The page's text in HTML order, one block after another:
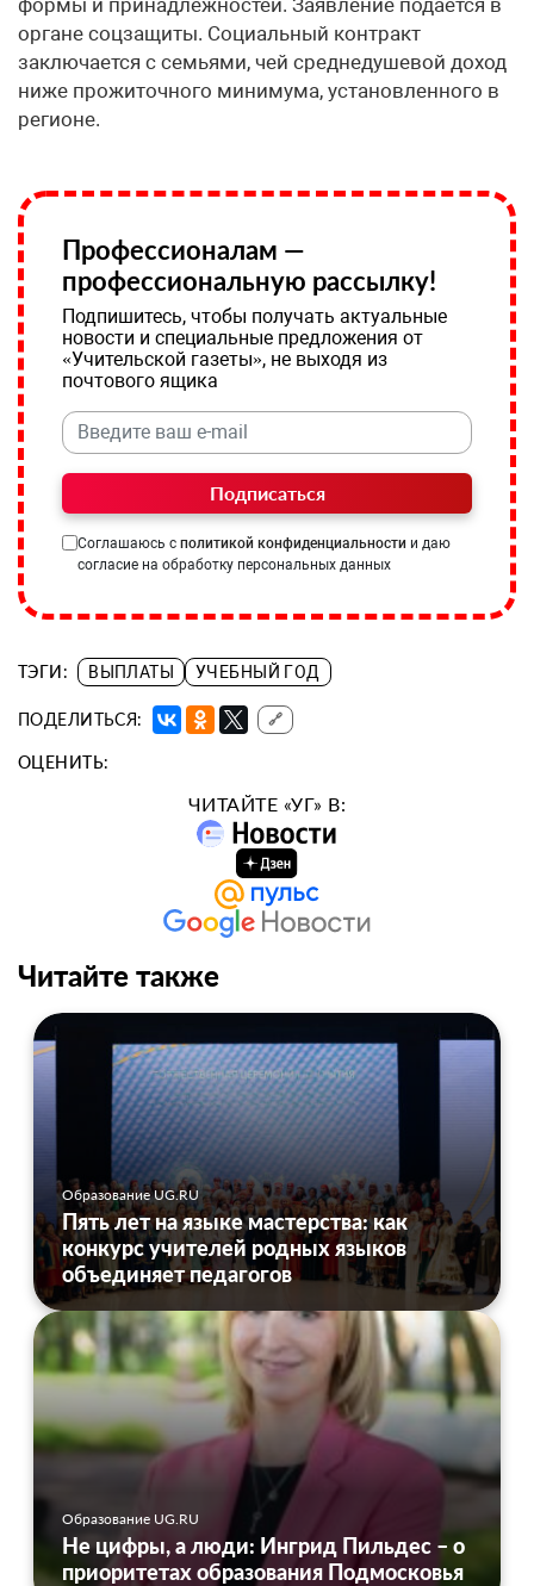
органе соцзащиты. Социальный контракт
заключается с семьями, чей среднедушевой доход
ниже прожиточного минимума, установленного в
регионе.
Профессионалам —
профессиональную рассылку!
Подпишитесь, чтобы получать актуальные
новости и специальные предложения от
«Учительской газеты», не выходя из
почтового ящика
Подписаться
Соглашаюсь с политикой конфиденциальности и даю
согласие на обработку персональных данных
ТЭГИ: ВЫПЛАТЫ УЧЕБНЫЙ ГОД
ПОДЕЛИТЬСЯ: 🔗
ОЦЕНИТЬ:
ЧИТАЙТЕ «УГ» В:
Читайте также
Образование UG.RU
Пять лет на языке мастерства: как
конкурс учителей родных языков
объединяет педагогов
Образование UG.RU
Не цифры, а люди: Ингрид Пильдес – о
приоритетах образования Подмосковья